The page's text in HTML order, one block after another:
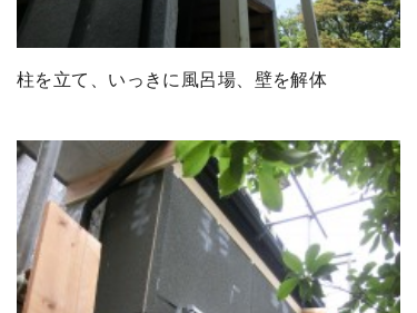
柱を立て、いっきに風呂場、壁を解体